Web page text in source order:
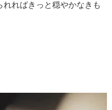
れればきっと穏やかなきも